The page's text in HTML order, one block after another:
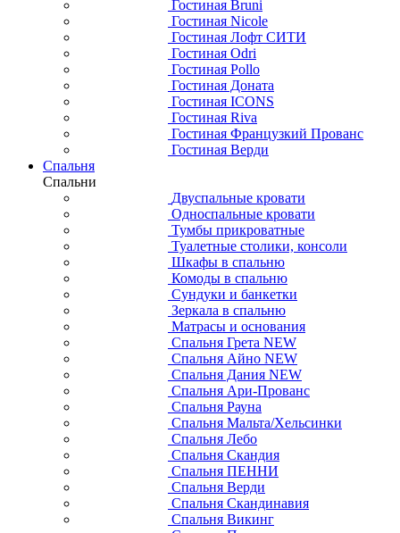
Гостиная Bruni
Гостиная Nicole
Гостиная Лофт СИТИ
Гостиная Odri
Гостиная Pollo
Гостиная Доната
Гостиная ICONS
Гостиная Riva
Гостиная Французкий Прованс
Гостиная Верди
Спальня
Спальни
Двуспальные кровати
Односпальные кровати
Тумбы прикроватные
Туалетные столики, консоли
Шкафы в спальню
Комоды в спальню
Сундуки и банкетки
Зеркала в спальню
Матрасы и основания
Спальня Грета NEW
Спальня Айно NEW
Спальня Дания NEW
Спальня Ари-Прованс
Спальня Рауна
Спальня Мальта/Хельсинки
Спальня Лебо
Спальня Скандия
Спальня ПЕННИ
Спальня Верди
Спальня Скандинавия
Спальня Викинг